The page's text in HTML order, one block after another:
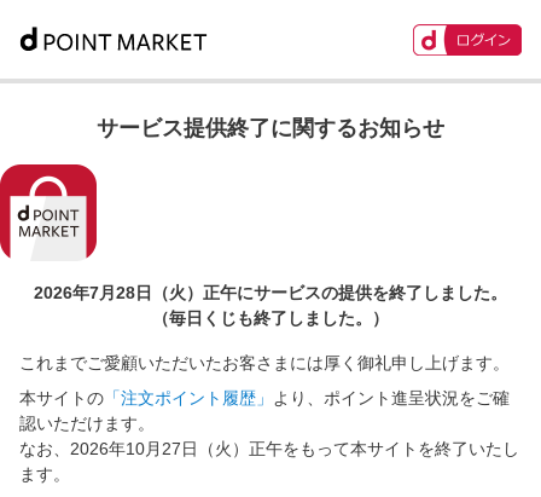
サービス提供終了に関するお知らせ
2026年7月28日（火）正午にサービスの提供を終了しました。
（毎日くじも終了しました。）
これまでご愛顧いただいたお客さまには厚く御礼申し上げます。
本サイトの 「注文ポイント履歴」
より、ポイント進呈状況をご確
認いただけます。
なお、2026年10月27日（火）正午をもって本サイトを終了いたし
ます。